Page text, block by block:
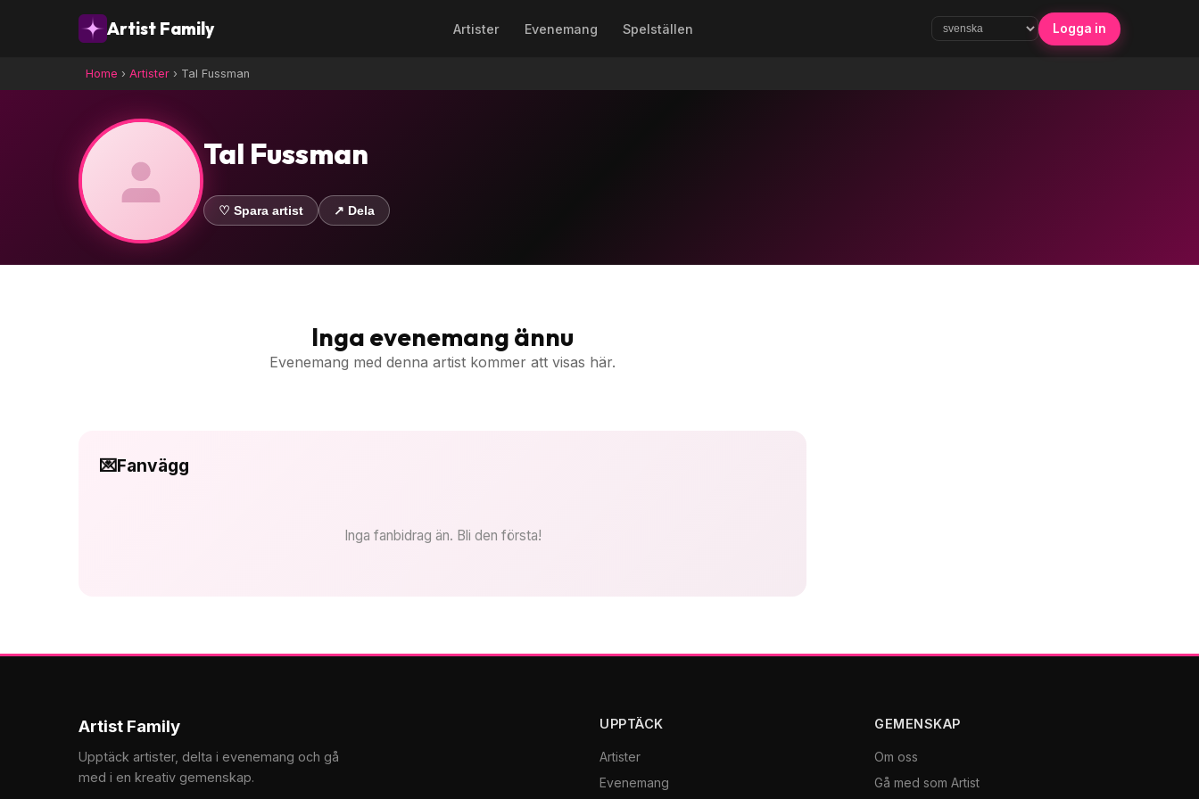
Artist Family Artister Evenemang Spelställen Logga in
Home › Artister › Tal Fussman
Tal Fussman
♡ Spara artist ↗ Dela
Inga evenemang ännu
Evenemang med denna artist kommer att visas här.
💌Fanvägg
Inga fanbidrag än. Bli den första!
Artist Family
Upptäck artister, delta i evenemang och gå
med i en kreativ gemenskap.
UPPTÄCK
Artister
Evenemang
GEMENSKAP
Om oss
Gå med som Artist